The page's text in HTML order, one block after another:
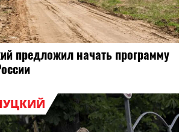
предложил начать программу